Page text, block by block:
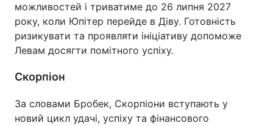
можливостей і триватиме до 26 липня 2027
року, коли Юпітер перейде в Діву. Готовність
ризикувати та проявляти ініціативу допоможе
Левам досягти помітного успіху.
Скорпіон
За словами Бробек, Скорпіони вступають у
новий цикл удачі, успіху та фінансового